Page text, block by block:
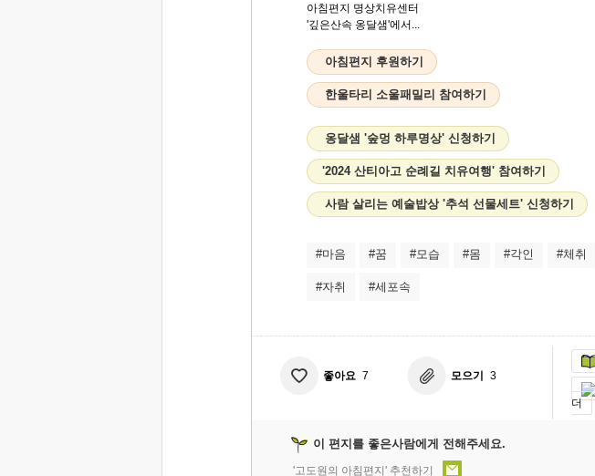
아침편지 명상치유센터
'깊은산속 옹달샘'에서...
아침편지 후원하기
한울타리 소울패밀리 참여하기
옹달샘 '숲멍 하루명상' 신청하기
'2024 산티아고 순례길 치유여행' 참여하기
사람 살리는 예술밥상 '추석 선물세트' 신청하기
#마음 #꿈 #모습 #몸 #각인 #체취
#자취 #세포속
좋아요 7 모으기 3
더
이 편지를 좋은사람에게 전해주세요.
'고도원의 아침편지' 추천하기